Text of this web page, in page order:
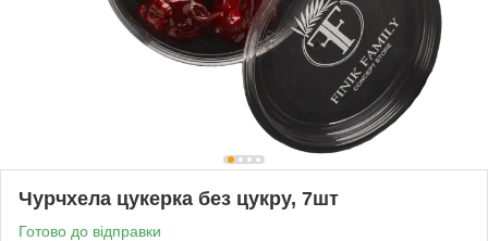
Чурчхела цукерка без цукру, 7шт
Готово до відправки